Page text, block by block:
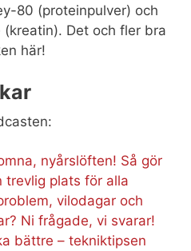
80 (proteinpulver) och
Det och fler bra
här!
nyårslöften! Så gör
trevlig plats för alla
vilodagar och
Ni frågade, vi svarar!
bättre – tekniktipsen